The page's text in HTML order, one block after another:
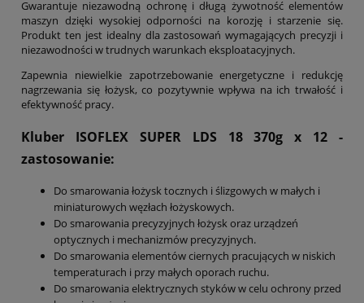
Gwarantuje niezawodną ochronę i długą żywotność elementów
maszyn dzięki wysokiej odporności na korozję i starzenie się.
Produkt ten jest idealny dla zastosowań wymagających precyzji i
niezawodności w trudnych warunkach eksploatacyjnych.
Zapewnia niewielkie zapotrzebowanie energetyczne i redukcję
nagrzewania się łożysk, co pozytywnie wpływa na ich trwałość i
efektywność pracy.
Kluber ISOFLEX SUPER LDS 18 370g x 12 -
zastosowanie:
Do smarowania łożysk tocznych i ślizgowych w małych i
miniaturowych węzłach łożyskowych.
Do smarowania precyzyjnych łożysk oraz urządzeń
optycznych i mechanizmów precyzyjnych.
Do smarowania elementów ciernych pracujących w niskich
temperaturach i przy małych oporach ruchu.
Do smarowania elektrycznych styków w celu ochrony przed